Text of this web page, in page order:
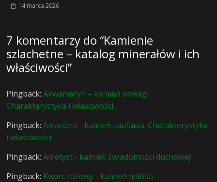
14 marca 2026
7 komentarzy do “Kamienie
szlachetne – katalog minerałów i ich
właściwości”
Pingback:Akwamaryn – kamień odwagi.
Charakterystyka i właściwości
Pingback:Amazonit - kamień zaufania. Charakterystyka
i właściwości
Pingback:Ametyst - kamień świadomości duchowej
Pingback: Kwarc różowy - kamień miłości.